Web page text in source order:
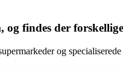
findes der
og